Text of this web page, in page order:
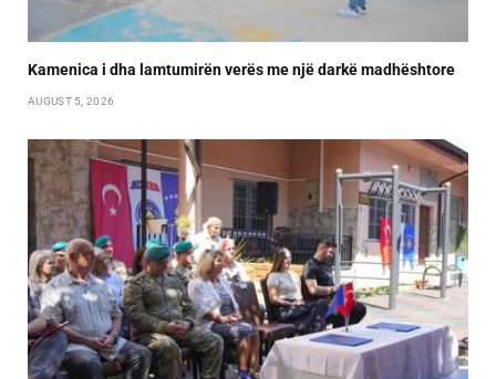
Kamenica i dha lamtumirën verës me një darkë madhështore
AUGUST 5, 2026